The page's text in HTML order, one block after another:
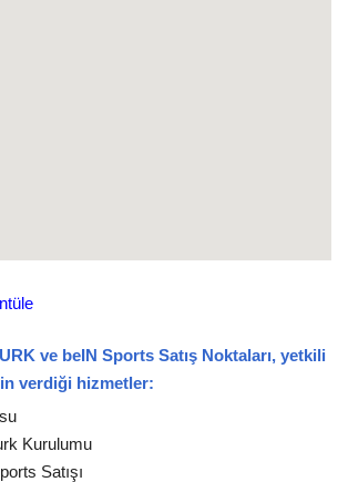
ve beIN Sports Satış Noktaları, yetkili
verdiği hizmetler:
Kurulumu
Satışı